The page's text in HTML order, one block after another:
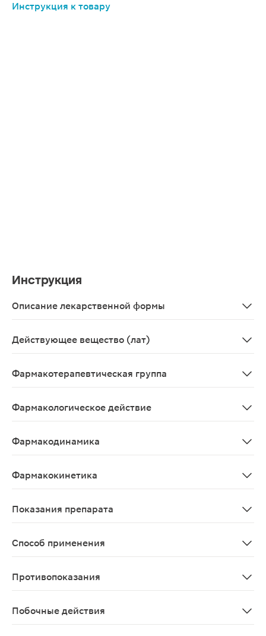
Инструкция к товару
Инструкция
Описание лекарственной формы
Действующее вещество (лат)
Фармакотерапевтическая группа
Фармакологическое действие
Фармакодинамика
Фармакокинетика
Показания препарата
Способ применения
Противопоказания
Побочные действия